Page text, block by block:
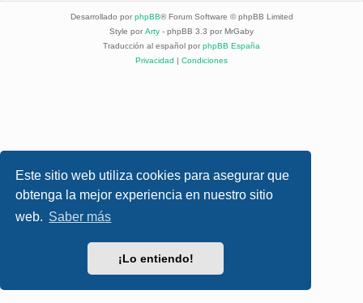
Este sitio web utiliza cookies para asegurar que
obtenga la mejor experiencia en nuestro sitio
web. Saber más
¡Lo entiendo!
Desarrollado por phpBB® Forum Software © phpBB Limited
Style por Arty - phpBB 3.3 por MrGaby
Traducción al español por phpBB España
Privacidad | Condiciones